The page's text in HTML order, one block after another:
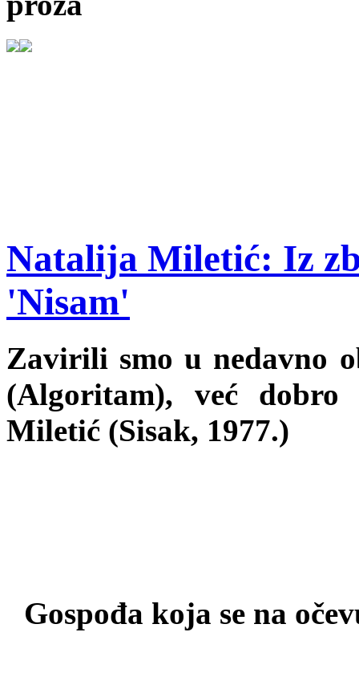
Natalija Miletić: Iz
'Nisam'
Zavirili smo u nedavno
(Algoritam), već dobro
Miletić (Sisak, 1977.)
Gospođa koja se na